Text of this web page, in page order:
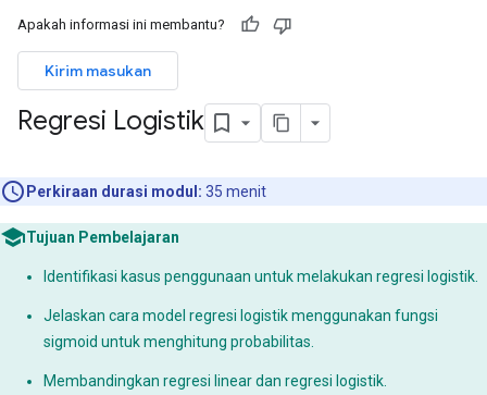
Apakah informasi ini membantu?
Kirim masukan
Regresi Logistik
Perkiraan durasi modul: 35 menit
Tujuan Pembelajaran
Identifikasi kasus penggunaan untuk melakukan regresi logistik.
Jelaskan cara model regresi logistik menggunakan fungsi
sigmoid untuk menghitung probabilitas.
Membandingkan regresi linear dan regresi logistik.